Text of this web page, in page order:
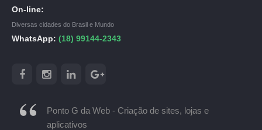
On-line:
Diversas cidades do Brasil e Mundo
WhatsApp: (18) 99144-2343
Ponto G da Web - Criação de sites, lojas e
aplicativos